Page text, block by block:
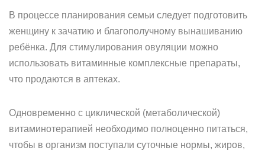
В процессе планирования семьи следует подготовить
женщину к зачатию и благополучному вынашиванию
ребёнка. Для стимулирования овуляции можно
использовать витаминные комплексные препараты,
что продаются в аптеках.
Одновременно с циклической (метаболической)
витаминотерапией необходимо полноценно питаться,
чтобы в организм поступали суточные нормы, жиров,